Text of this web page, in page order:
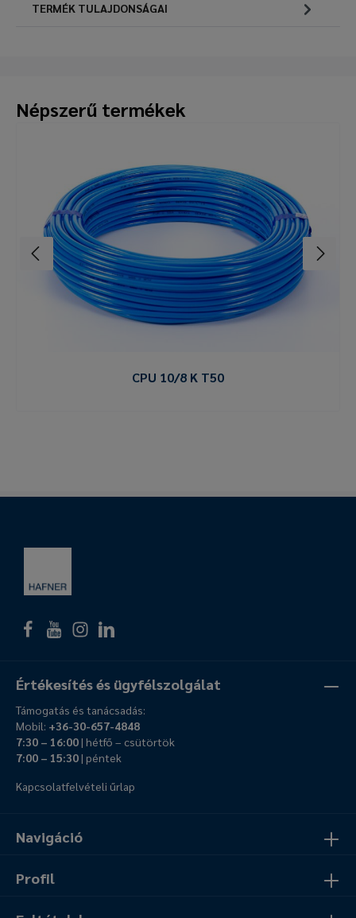
TERMÉK TULAJDONSÁGAI
Népszerű termékek
CPU 10/8 K T50
Navigáció
Profil
Értékesítés és ügyfélszolgálat
Támogatás és tanácsadás:
Mobil: +36-30-657-4848
7:30 – 16:00| hétfő – csütörtök
7:00 – 15:30| péntek
Kapcsolatfelvételi űrlap